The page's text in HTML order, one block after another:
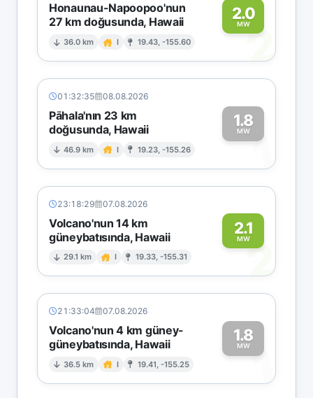
Honaunau-Napoopoo'nun
27 km doğusunda, Hawaii
36.0 km I 19.43, -155.60
2.0
MW2
01:32:35 08.08.2026
Pāhala'nın 23 km
doğusunda, Hawaii
46.9 km I 19.23, -155.26
1.8
MW1
23:18:29 07.08.2026
Volcano'nun 14 km
güneybatısında, Hawaii
29.1 km I 19.33, -155.31
2.1
MW2
21:33:04 07.08.2026
Volcano'nun 4 km güney-
güneybatısında, Hawaii
36.5 km I 19.41, -155.25
1.8
MW1